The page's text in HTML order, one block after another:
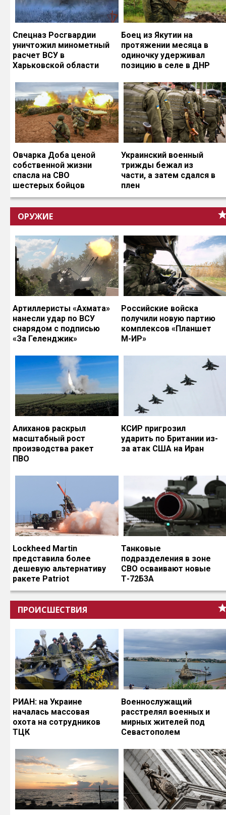
Спецназ Росгвардии
уничтожил минометный
расчет ВСУ в
Харьковской области
Боец из Якутии на
протяжении месяца в
одиночку удерживал
позицию в селе в ДНР
Овчарка Доба ценой
собственной жизни
спасла на СВО
шестерых бойцов
Украинский военный
трижды бежал из
части, а затем сдался в
плен
ОРУЖИЕ
Артиллеристы «Ахмата»
нанесли удар по ВСУ
снарядом с подписью
«За Геленджик»
Российские войска
получили новую партию
комплексов «Планшет
М-ИР»
Алиханов раскрыл
масштабный рост
производства ракет
ПВО
КСИР пригрозил
ударить по Британии из-
за атак США на Иран
Lockheed Martin
представила более
дешевую альтернативу
ракете Patriot
Танковые
подразделения в зоне
СВО осваивают новые
Т-72Б3А
ПРОИСШЕСТВИЯ
РИАН: на Украине
началась массовая
охота на сотрудников
ТЦК
Военнослужащий
расстрелял военных и
мирных жителей под
Севастополем